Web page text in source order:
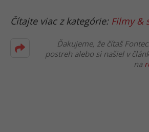
Čítajte viac z kategórie: Filmy &
Ďakujeme, že čítaš
postreh alebo si našiel v
na